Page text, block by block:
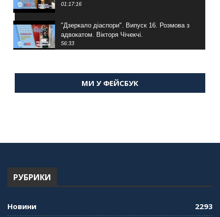
01:17:16
"Дзеркало діаспори". Випуск 16. Розмова з
адвокатом. Вікторя Чічекчі.
56:33
Мухарський про життя в Туреччині
"Дзеркало діаспори". Випуск 13. МУШ в
МИ У ФЕЙСБУК
РУБРИКИ
Новини
2293